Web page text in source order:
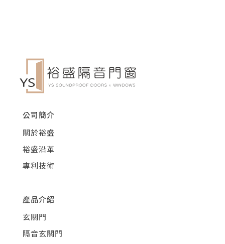
公司簡介
關於裕盛
裕盛沿革
專利技術
產品介紹
玄關門
隔音玄關門